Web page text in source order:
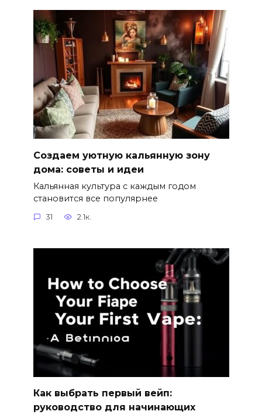
Создаем уютную кальянную зону
дома: советы и идеи
Кальянная культура с каждым годом
становится все популярнее
31 2.1к.
Как выбрать первый вейп:
руководство для начинающих